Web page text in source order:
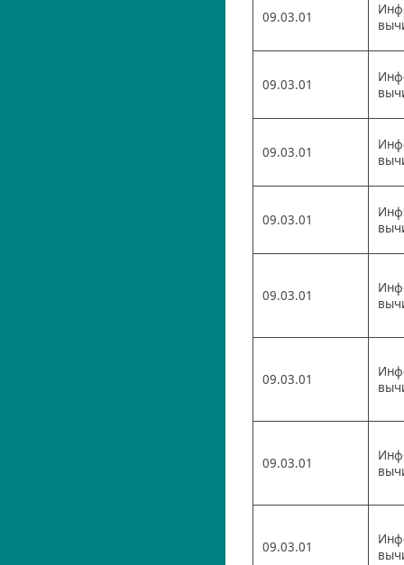
09.03.01
09.03.01
09.03.01
09.03.01
09.03.01
09.03.01
09.03.01
09.03.01